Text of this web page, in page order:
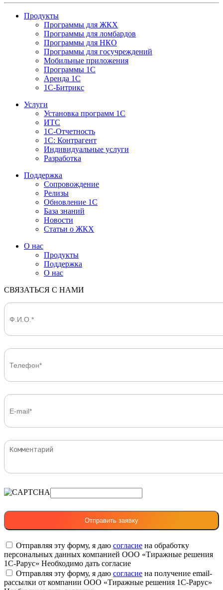
Продукты
Программы для ЖКХ
Программы для ломбардов
Программы для НКО
Программы для госучреждений
Мобильные приложения
Программы 1С
Аренда 1С
1С-Битрикс
Услуги
Установка программ 1С
ИТС
1С-Отчетность
1С: Контрагент
Индивидуальные услуги
Разработка
Поддержка
Сопровождение
Релизы
Обновление 1С
База знаний
Новости
Статьи о ЖКХ
О нас
Продукты
Поддержка
О нас
СВЯЗАТЬСЯ С НАМИ
Отправляя эту форму, я даю согласие на обработку
персональных данных компанией ООО «Тиражные решения
1С-Рарус» Необходимо дать согласие
Отправляя эту форму, я даю согласие на получение email-
рассылки от компании ООО «Тиражные решения 1С-Рарус»